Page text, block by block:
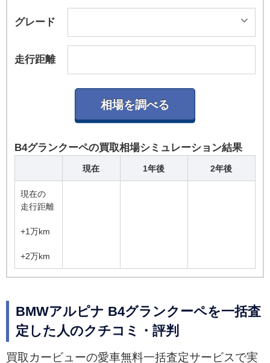
グレード
走行距離
B4グランクーペの買取相場シミュレーション結果
現在 1年後 2年後
現在の
走行距離
+1万km
+2万km
BMWアルピナ B4グランクーペを一括査
定した人のクチコミ・評判
買取カービューの愛車無料一括査定サービスで実